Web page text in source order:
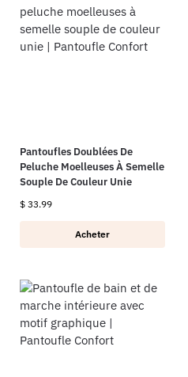
Pantoufles Doublées De
Peluche Moelleuses À Semelle
Souple De Couleur Unie
$ 33.99
Acheter